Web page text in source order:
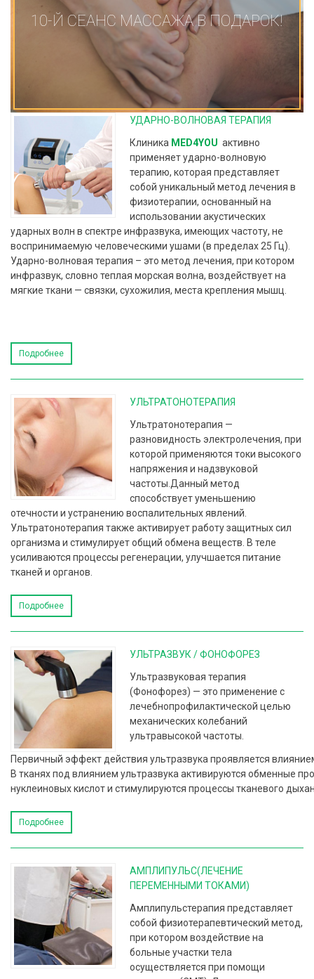
10-Й СЕАНС МАССАЖА В ПОДАРОК!
УДАРНО-ВОЛНОВАЯ ТЕРАПИЯ
Клиника MED4YOU активно
применяет ударно-волновую
терапию, которая представляет
собой уникальный метод лечения в
физиотерапии, основанный на
использовании акустических
ударных волн в спектре инфразвука, имеющих частоту, не
воспринимаемую человеческими ушами (в пределах 25 Гц).
Ударно-волновая терапия – это метод лечения, при котором
инфразвук, словно теплая морская волна, воздействует на
мягкие ткани — связки, сухожилия, места крепления мышц.
Подробнее
УЛЬТРАТОНОТЕРАПИЯ
Ультратонотерапия —
разновидность электролечения, при
которой применяются токи высокого
напряжения и надзвуковой
частоты.Данный метод
способствует уменьшению
отечности и устранению воспалительных явлений.
Ультратонотерапия также активирует работу защитных сил
организма и стимулирует общий обмена веществ. В теле
усиливаются процессы регенерации, улучшается питание
тканей и органов.
Подробнее
УЛЬТРАЗВУК / ФОНОФОРЕЗ
Ультразвуковая терапия
(Фонофорез) — это применение с
лечебнопрофилактической целью
механических колебаний
ультравысокой частоты.
Первичный эффект действия ультразвука проявляется
В тканях под влиянием ультразвука активируются обменные
нуклеиновых кислот и стимулируются процессы тканевого
Подробнее
АМПЛИПУЛЬС(ЛЕЧЕНИЕ
ПЕРЕМЕННЫМИ ТОКАМИ)
Амплипульстерапия представляет
собой физиотерапевтический метод,
при котором воздействие на
больные участки тела
осуществляется при помощи